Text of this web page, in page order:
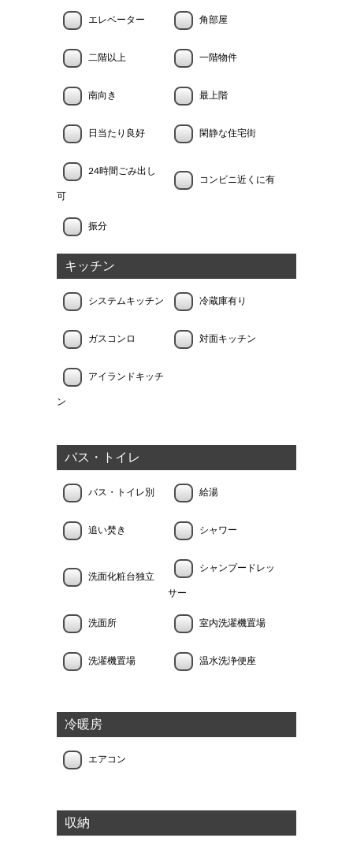
エレベーター 角部屋
二階以上 一階物件
南向き 最上階
日当たり良好 閑静な住宅街
24時間ごみ出し
可
コンビニ近くに有
振分
キッチン
システムキッチン 冷蔵庫有り
ガスコンロ 対面キッチン
アイランドキッチ
ン
バス・トイレ
バス・トイレ別 給湯
追い焚き シャワー
洗面化粧台独立
シャンプードレッ
サー
洗面所 室内洗濯機置場
洗濯機置場 温水洗浄便座
冷暖房
エアコン
収納